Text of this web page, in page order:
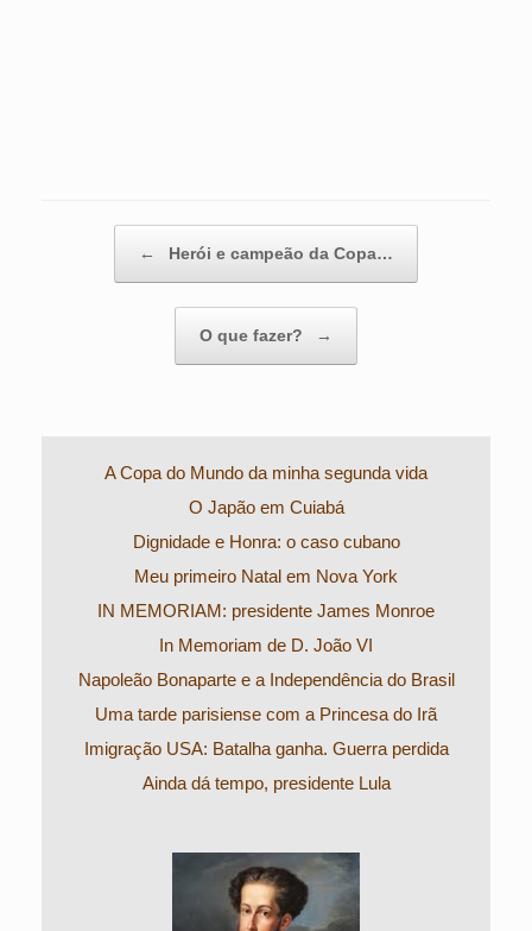
← Herói e campeão da Copa…
O que fazer? →
A Copa do Mundo da minha segunda vida
O Japão em Cuiabá
Dignidade e Honra: o caso cubano
Meu primeiro Natal em Nova York
IN MEMORIAM: presidente James Monroe
In Memoriam de D. João VI
Napoleão Bonaparte e a Independência do Brasil
Uma tarde parisiense com a Princesa do Irã
Imigração USA: Batalha ganha. Guerra perdida
Ainda dá tempo, presidente Lula